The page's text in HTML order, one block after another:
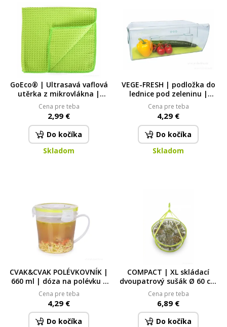
GoEco® | Ultrasavá vaflová
utěrka z mikrovlákna |
35 × 40 cm | zelená
Cena pre teba
2,99 €
Do kočíka
Skladom
VEGE-FRESH | podložka do
lednice pod zeleninu |
pěnová síťovina prodlužující
čerstvost
Cena pre teba
4,29 €
Do kočíka
Skladom
CVAK&CVAK POLÉVKOVNÍK |
660 ml | dóza na polévku s
ventilem a silikonovým
těsněním
Cena pre teba
4,29 €
Do kočíka
COMPACT | XL skládací
dvoupatrový sušák Ø 60 cm
| na prádlo, ovoce, houby &
bylinky
Cena pre teba
6,89 €
Do kočíka